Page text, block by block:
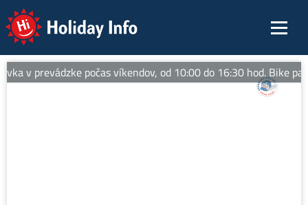
Holiday Info
v prevádzke počas víkendov, od 10:00 do 16:30 hod. Bike